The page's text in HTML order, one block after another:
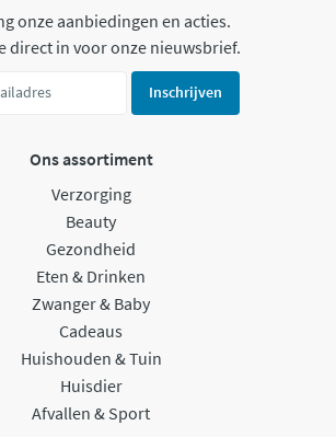
onze aanbiedingen en acties.
direct in voor onze nieuwsbrief.
Inschrijven
Ons assortiment
Verzorging
Beauty
Gezondheid
Eten & Drinken
Zwanger & Baby
Cadeaus
Huishouden & Tuin
Huisdier
Afvallen & Sport